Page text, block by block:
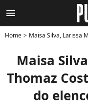
menu
Home Maisa Silva, Larissa
Maisa
Thomaz
do